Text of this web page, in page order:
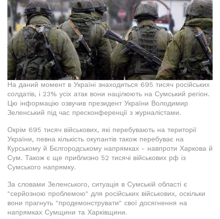
На даний момент в Україні знаходиться 695 тисяч російських
солдатів, і 23% усіх атак вони націлюють на Сумський регіон.
Цю інформацію озвучив президент України Володимир
Зеленський під час пресконференції з журналістами.
Окрім 695 тисяч військових, які перебувають на території
України, певна кількість окупантів також перебуває на
Курському й Бєлгородському напрямках - навпроти Харкова й
Сум. Також є ще приблизно 52 тисячі військових рф із
Сумського напрямку.
За словами Зеленського, ситуація в Сумській області є
"серйозною проблемою" для російських військових, оскільки
вони прагнуть "продемонструвати" свої досягнення на
напрямках Сумщини та Харківщини.